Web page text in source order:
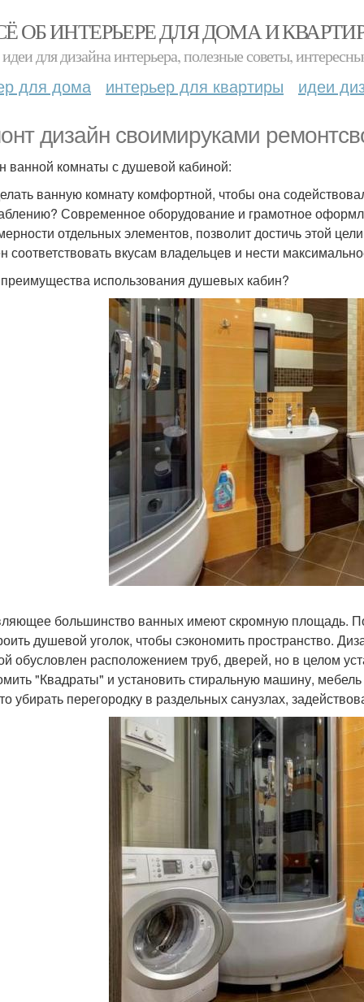
ОБ ИНТЕРЬЕРЕ ДЛЯ ДОМА И
для дизайна интерьера, полезные советы,
для дома интерьер для квартиры идеи
дизайн своимируками
ванной комнаты с душевой кабиной:
ванную комнату комфортной, чтобы она
Современное оборудование и грамотное
отдельных элементов, позволит достичь этой
соответствовать вкусам владельцев и нести
использования душевых кабин?
большинство ванных имеют скромную площадь.
душевой уголок, чтобы сэкономить пространство.
обусловлен расположением труб, дверей, но в целом
"Квадраты" и установить стиральную машину,
убирать перегородку в раздельных санузлах,